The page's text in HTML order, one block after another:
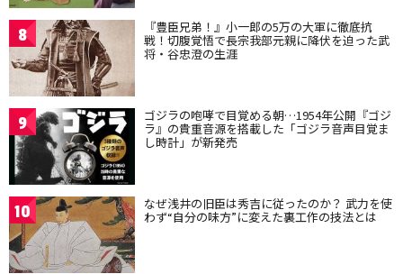
8 『豊臣兄弟！』小一郎の5万の大軍に徹底抗
戦！切腹覚悟で長宗我部元親に降伏を迫った武
将・谷忠澄の生涯
9 ゴジラの咆哮で目覚める朝…1954年公開『ゴジ
ラ』の貴重音源を搭載した「ゴジラ音声目覚ま
し時計」が新発売
10 なぜ浅井の旧臣は秀吉に従ったのか？ 武力を使
わず“自分の味方”に変えた裏工作の技法とは